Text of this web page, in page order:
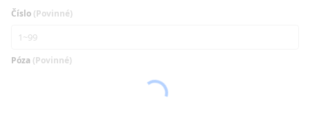
Číslo (Povinné)
Póza (Povinné)